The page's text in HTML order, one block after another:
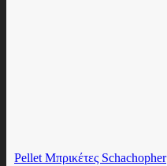
Pellet Μπρικέτες Schachopher